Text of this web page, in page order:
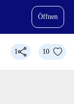
Öffnen
1 10